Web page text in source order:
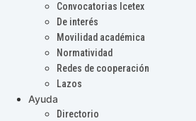
Convocatorias Icetex
De interés
Movilidad académica
Normatividad
Redes de cooperación
Lazos
Ayuda
Directorio